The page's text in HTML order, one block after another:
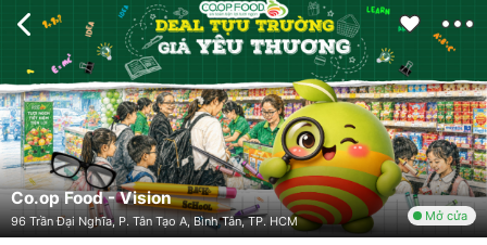
Co.op Food - Vision
96 Trần Đại Nghĩa, P. Tân Tạo A, Bình Tân, TP. HCM Mở cửa